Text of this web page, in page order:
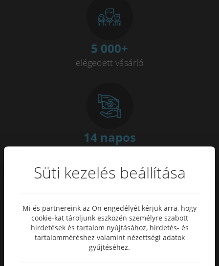
5 000+
elégedett vásárló
14 napos
100%
megbízható bolt
Süti kezelés beállítása
Mi és partnereink az Ön engedélyét kérjük arra, hogy
cookie-kat tároljunk eszközén személyre szabott
hirdetések és tartalom nyújtásához, hirdetés- és
tartalomméréshez valamint nézettségi adatok
gyűjtéséhez.